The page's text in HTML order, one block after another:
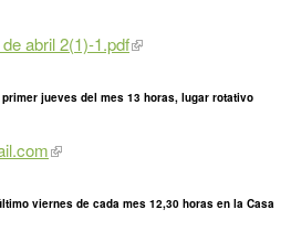
abril 2(1)-1.pdf
primer jueves del mes 13 horas, lugar rotativo
viernes de cada mes 12,30 horas en la Casa